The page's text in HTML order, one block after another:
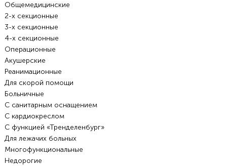
Общемедицинские
2-х секционные
3-х секционные
4-х секционные
Операционные
Акушерские
Реанимационные
Для скорой помощи
Больничные
С санитарным оснащением
С кардиокреслом
С функцией «Тренделенбург»
Для лежачих больных
Многофункциональные
Недорогие